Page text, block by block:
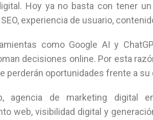
Hoy ya no basta con tener
experiencia de usuario,
como Google AI y
decisiones online. Por esta
perderán oportunidades frente a
agencia de marketing digital
web, visibilidad digital y